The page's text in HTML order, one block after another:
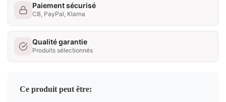
Paiement sécurisé
CB, PayPal, Klarna
Qualité garantie
Produits sélectionnés
Ce produit peut être: